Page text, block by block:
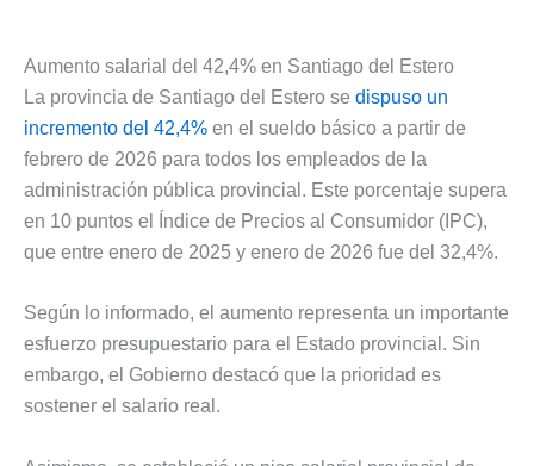
Aumento salarial del 42,4% en Santiago del Estero
La provincia de Santiago del Estero se dispuso un
incremento del 42,4% en el sueldo básico a partir de
febrero de 2026 para todos los empleados de la
administración pública provincial. Este porcentaje supera
en 10 puntos el Índice de Precios al Consumidor (IPC),
que entre enero de 2025 y enero de 2026 fue del 32,4%.
Según lo informado, el aumento representa un importante
esfuerzo presupuestario para el Estado provincial. Sin
embargo, el Gobierno destacó que la prioridad es
sostener el salario real.